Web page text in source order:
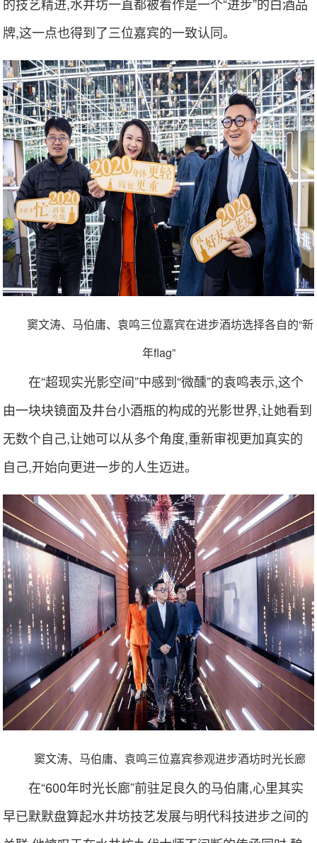
牌,这一点也得到了三位嘉宾的一致认同。
窦文涛、马伯庸、袁鸣三位嘉宾在进步酒坊选择各自的“新
年flag”
在“超现实光影空间”中感到“微醺”的袁鸣表示,这个
由一块块镜面及井台小酒瓶的构成的光影世界,让她看到
无数个自己,让她可以从多个角度,重新审视更加真实的
自己,开始向更进一步的人生迈进。
窦文涛、马伯庸、袁鸣三位嘉宾参观进步酒坊时光长廊
在“600年时光长廊”前驻足良久的马伯庸,心里其实
早已默默盘算起水井坊技艺发展与明代科技进步之间的